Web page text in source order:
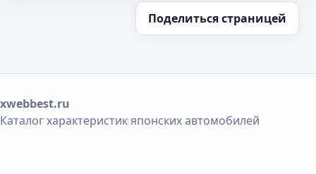
Поделиться страницей
xwebbest.ru
Каталог характеристик японских автомобилей